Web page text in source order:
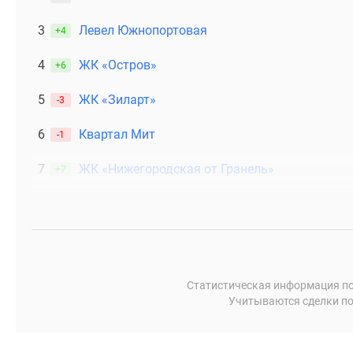
3 +4 Левел Южнопортовая
4 +6 ЖК «Остров»
5 -3 ЖК «Зиларт»
6 -1 Квартал Мит
7 +7 ЖК «Нижегородская от Гранель»
Статистическая информация
Учитываются сделки